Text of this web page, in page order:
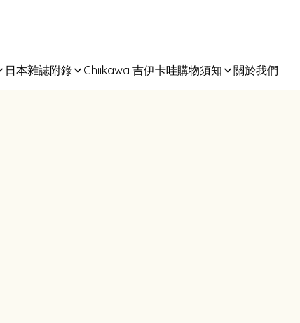
日本雜誌附錄 Chiikawa 吉伊卡哇購物須知 關於我們